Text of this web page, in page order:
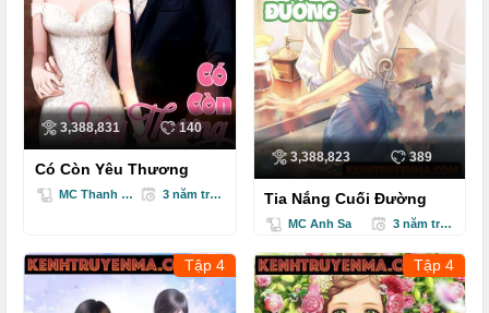
3,388,831 140
Có Còn Yêu Thương
MC Thanh Mai 3 năm trước
3,388,823 389
Tia Nắng Cuối Đường
MC Anh Sa 3 năm trước
Tập 4 Tập 4